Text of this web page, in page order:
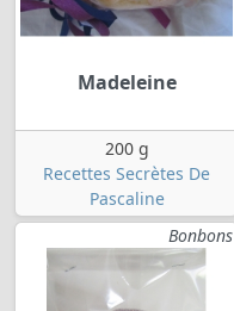
Madeleine
200 g
Recettes Secrètes De
Pascaline
Bonbons